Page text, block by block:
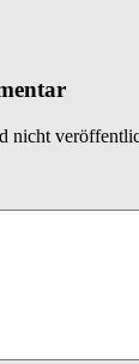
nicht